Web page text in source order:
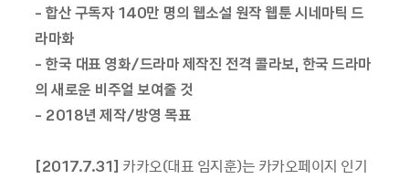
- 합산구독자 140만 명의 웹소설 원작 웹툰 시네마틱 드
라마화
- 한국 대표 영화/드라마제작진 전격 콜라보, 한국 드라마
의 새로운 비주얼 보여줄 것
- 2018년 제작/방영 목표
[2017.7.31] 카카오(대표 임지훈)는 카카오페이지 인기